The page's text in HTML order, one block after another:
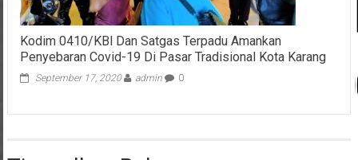
Kodim 0410/KBl Dan Satgas Terpadu Amankan
Penyebaran Covid-19 Di Pasar Tradisional Kota Karang
September 17, 2020 admin 0